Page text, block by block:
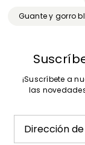
Guante y gorro
¡Suscríbete a
las
Dirección